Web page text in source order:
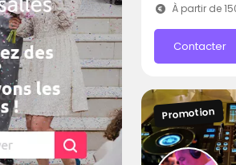
À partir de
Contacter
Promotion